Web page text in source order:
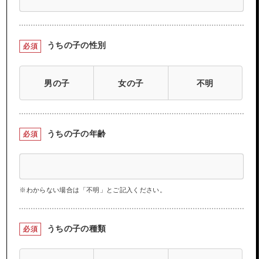
必須 うちの子の性別
男の子 女の子 不明
必須 うちの子の年齢
※わからない場合は「不明」とご記入ください。
必須 うちの子の種類